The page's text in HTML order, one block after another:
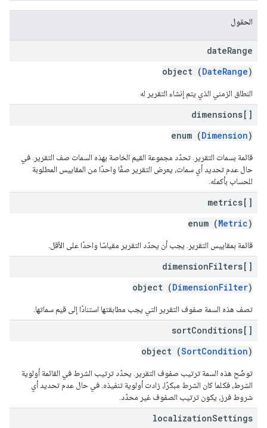
الحقول
dateRange
object (DateRange)
النطاق الزمني الذي يتم إنشاء التقرير له
dimensions[]
enum (Dimension)
قائمة بسمات التقرير. تحدّد مجموعة القيم الخاصة بهذه السمات صف التقرير. في
حال عدم تحديد أي سمات، يعرض التقرير صفًا واحدًا من المقاييس المطلوبة
للحساب بأكمله.
metrics[]
enum (Metric)
قائمة بمقاييس التقرير. يجب أن يحدّد التقرير مقياسًا واحدًا على الأقل.
dimensionFilters[]
object (DimensionFilter)
تصف هذه السمة صفوف التقرير التي يجب مطابقتها استنادًا إلى قيم سماتها.
sortConditions[]
object (SortCondition)
توضّح هذه السمة ترتيب صفوف التقرير. يحدّد ترتيب الشرط في القائمة أولوية
الشرط، فكلما كان الشرط مبكرًا، زادت أولوية تنفيذه. في حال عدم تحديد أي
شروط فرز، يكون ترتيب الصفوف غير محدّد.
localizationSettings